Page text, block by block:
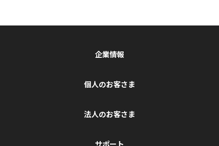
企業情報
個人のお客さま
法人のお客さま
サポート